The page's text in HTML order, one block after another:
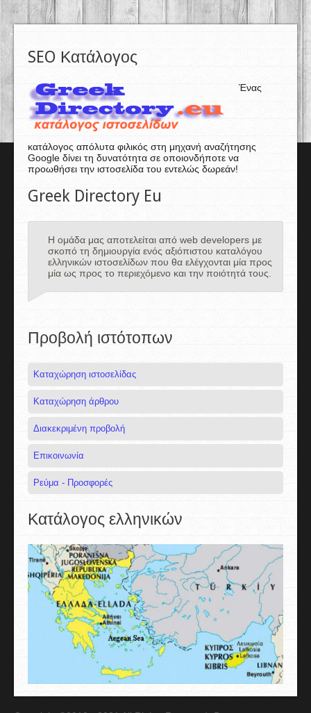
SEO Κατάλογος
Ένας
κατάλογος απόλυτα φιλικός στη μηχανή αναζήτησης
Google δίνει τη δυνατότητα σε οποιονδήποτε να
προωθήσει την ιστοσελίδα του εντελώς δωρεάν!
Greek Directory Eu
Η ομάδα μας αποτελείται από web developers με
σκοπό τη δημιουργία ενός αξιόπιστου καταλόγου
ελληνικών ιστοσελίδων που θα ελέγχονται μία προς
μία ως προς το περιεχόμενο και την ποιότητά τους.
Προβολή ιστότοπων
Καταχώρηση ιστοσελίδας
Καταχώρηση άρθρου
Διακεκριμένη προβολή
Επικοινωνία
Ρεύμα - Προσφορές
Κατάλογος ελληνικών